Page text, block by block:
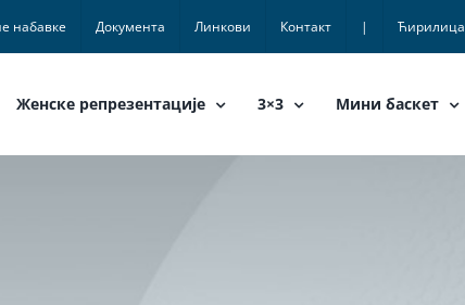
набавке Документа Линкови Контакт | Ћирилица
Женске репрезентације 3×3 Мини баскет